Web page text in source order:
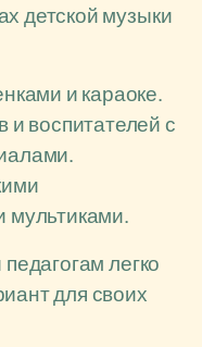
детской музыки
и караоке.
и воспитателей с
мультиками.
легко
для своих